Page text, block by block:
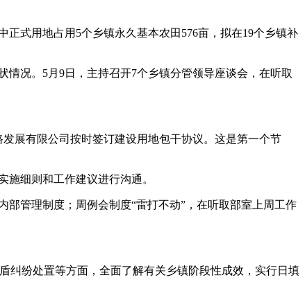
式用地占用5个乡镇永久基本农田576亩，拟在19个乡镇补
况。5月9日，主持召开7个乡镇分管领导座谈会，在听取
展有限公司按时签订建设用地包干协议。这是第一个节
细则和工作建议进行沟通。
管理制度；周例会制度“雷打不动”，在听取部室上周工作
纠纷处置等方面，全面了解有关乡镇阶段性成效，实行日填